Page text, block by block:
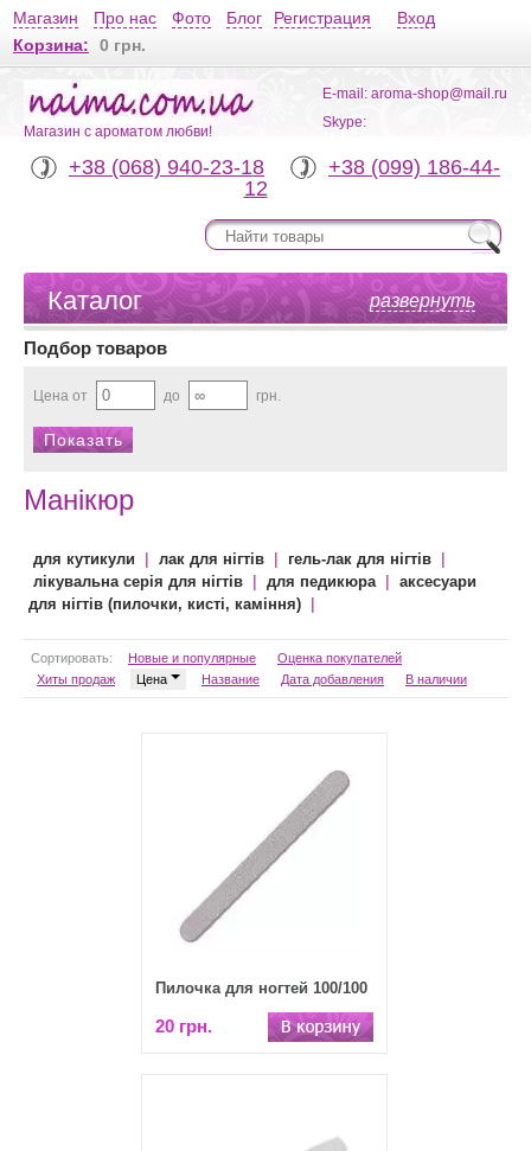
Магазин Про нас Фото Блог Регистрация
Вход
Корзина:
0 грн.
Магазин с ароматом любви!
+38 (068) 940-23-18
+38 (099) 186-44-
12
E-mail: aroma-shop@mail.ru
Skype:
развернуть
Каталог
Подбор товаров
Цена от до грн.
Манікюр
для кутикули | лак для нігтів | гель-лак для нігтів |
лікувальна серія для нігтів | для педикюра | аксесуари
для нігтів (пилочки, кисті, каміння) |
Сортировать: Новые и популярные
Оценка покупателей
Хиты продаж
Цена Название Дата добавления В наличии
Пилочка для ногтей 100/100
20 грн.